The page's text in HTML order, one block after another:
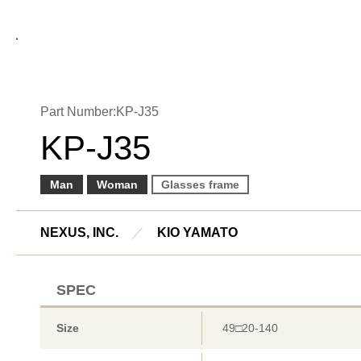
Part Number:KP-J35
KP-J35
Man Woman Glasses frame
NEXUS, INC. ／ KIO YAMATO
SPEC
Size 49□20-140